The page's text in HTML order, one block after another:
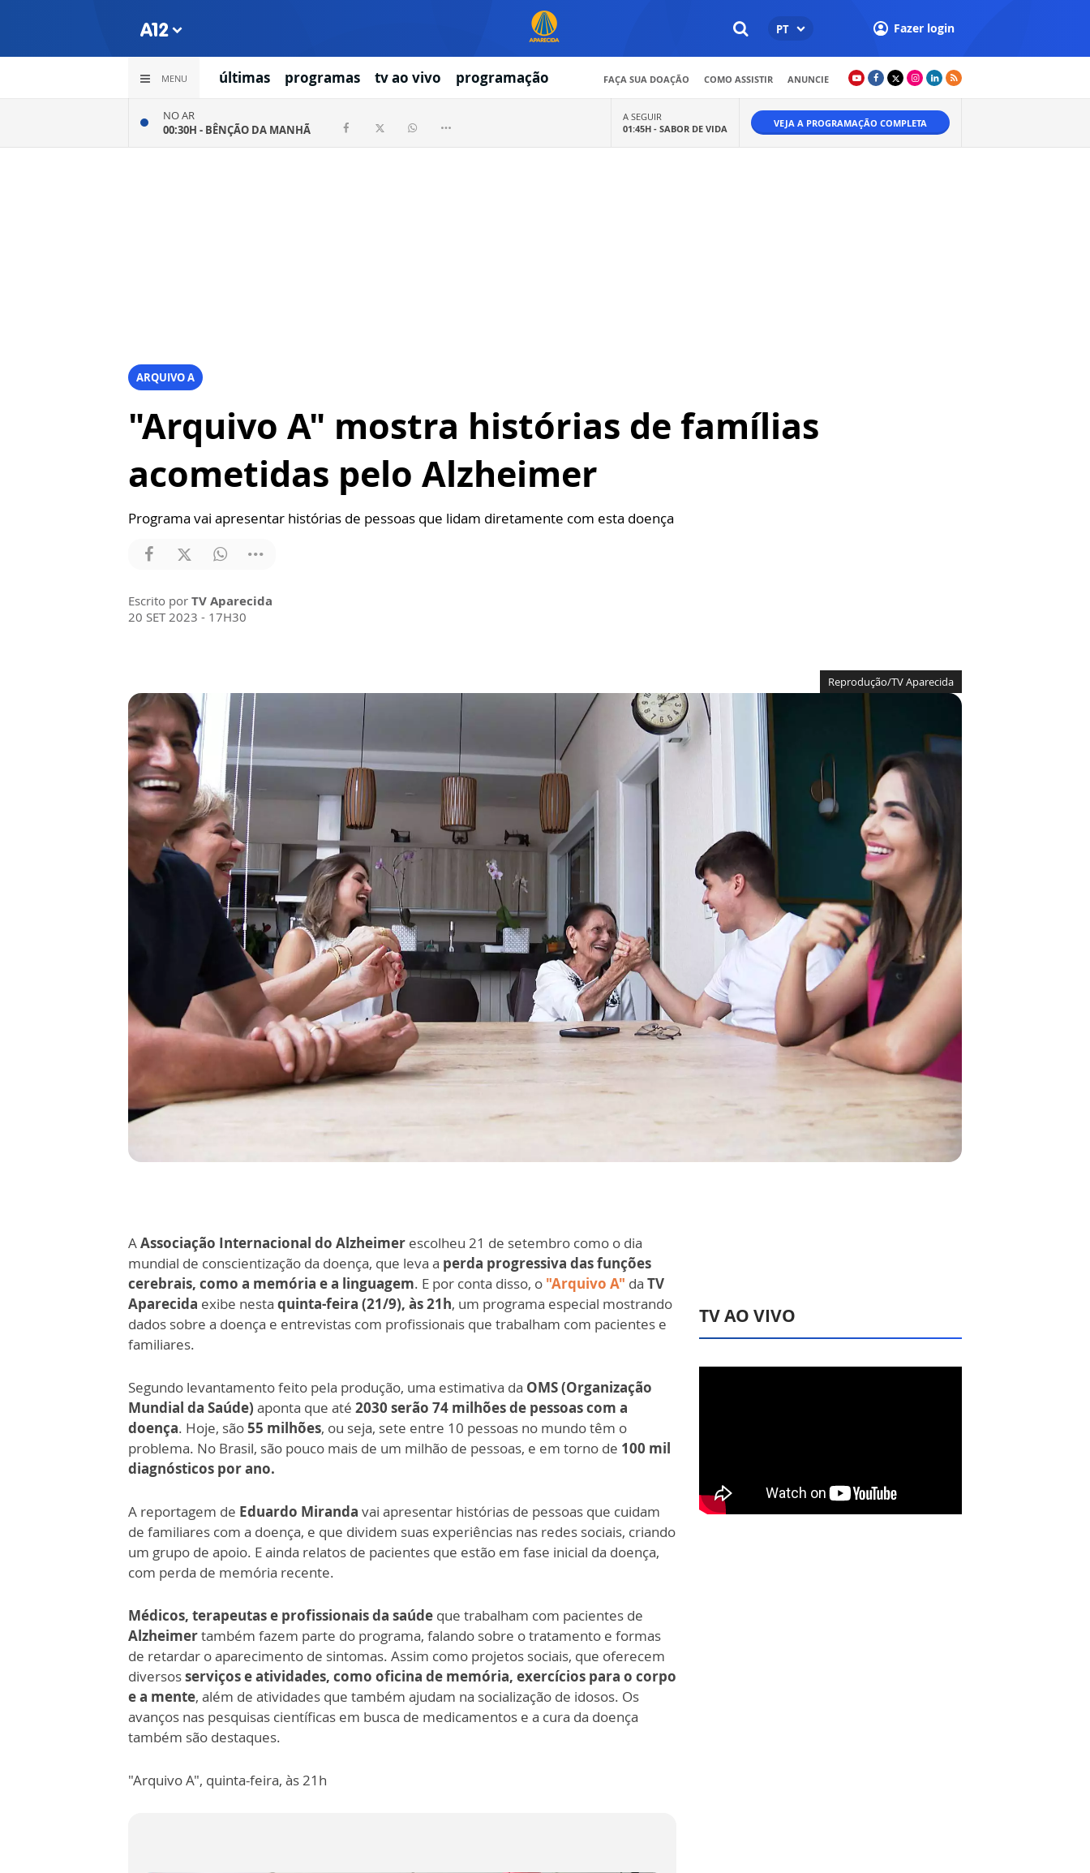
PT Fazer login
MENU últimas programas tv ao vivo programação FAÇA SUA DOAÇÃO COMO ASSISTIR ANUNCIE
NO AR
00:30H - BÊNÇÃO DA MANHÃ
A SEGUIR
01:45H - SABOR DE VIDA VEJA A PROGRAMAÇÃO COMPLETA
ARQUIVO A
"Arquivo A" mostra histórias de famílias
acometidas pelo Alzheimer
Programa vai apresentar histórias de pessoas que lidam diretamente com esta doença
Escrito por TV Aparecida
20 SET 2023 - 17H30
Reprodução/TV Aparecida
AAssociação Internacional do Alzheimer escolheu 21 de setembro como o dia
mundial de conscientização da doença, que leva a perda progressiva das funções
cerebrais, como a memória e a linguagem. E por conta disso, o "Arquivo A" da TV
Aparecida exibe nesta quinta-feira (21/9), às 21h, um programa especial mostrando
dados sobre a doença e entrevistas com profissionais que trabalham com pacientes e
familiares.
Segundo levantamento feito pela produção, uma estimativa da OMS (Organização
Mundial da Saúde) aponta que até 2030 serão 74 milhões de pessoas com a
doença. Hoje, são55 milhões, ou seja, sete entre 10 pessoas no mundo têm o
problema. No Brasil, são pouco mais de um milhão de pessoas, e em torno de 100 mil
diagnósticos por ano.
A reportagem de Eduardo Miranda vai apresentar histórias de pessoas que cuidam
de familiares com a doença, e que dividem suas experiências nas redes sociais, criando
um grupo de apoio. E ainda relatos de pacientes que estão em fase inicial da doença,
com perda de memória recente.
Médicos, terapeutas e profissionais da saúde que trabalham com pacientes de
Alzheimertambém fazem parte do programa, falando sobre o tratamento e formas
de retardar o aparecimento de sintomas. Assim como projetos sociais, que oferecem
diversosserviços e atividades, como oficina de memória, exercícios para o corpo
e a mente, além de atividades que também ajudam na socialização de idosos. Os
avanços nas pesquisas científicas em busca de medicamentos e a cura da doença
também são destaques.
"Arquivo A", quinta-feira, às 21h
TV AO VIVO